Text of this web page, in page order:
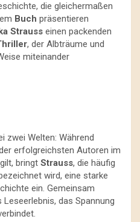
die gleichermaßen
Buch präsentieren
Strauss einen packenden
, der Albträume und
miteinander
zwei Welten: Während
erfolgreichsten Autoren im
gilt, bringt Strauss, die häufig
wird, eine starke
ein. Gemeinsam
das Spannung